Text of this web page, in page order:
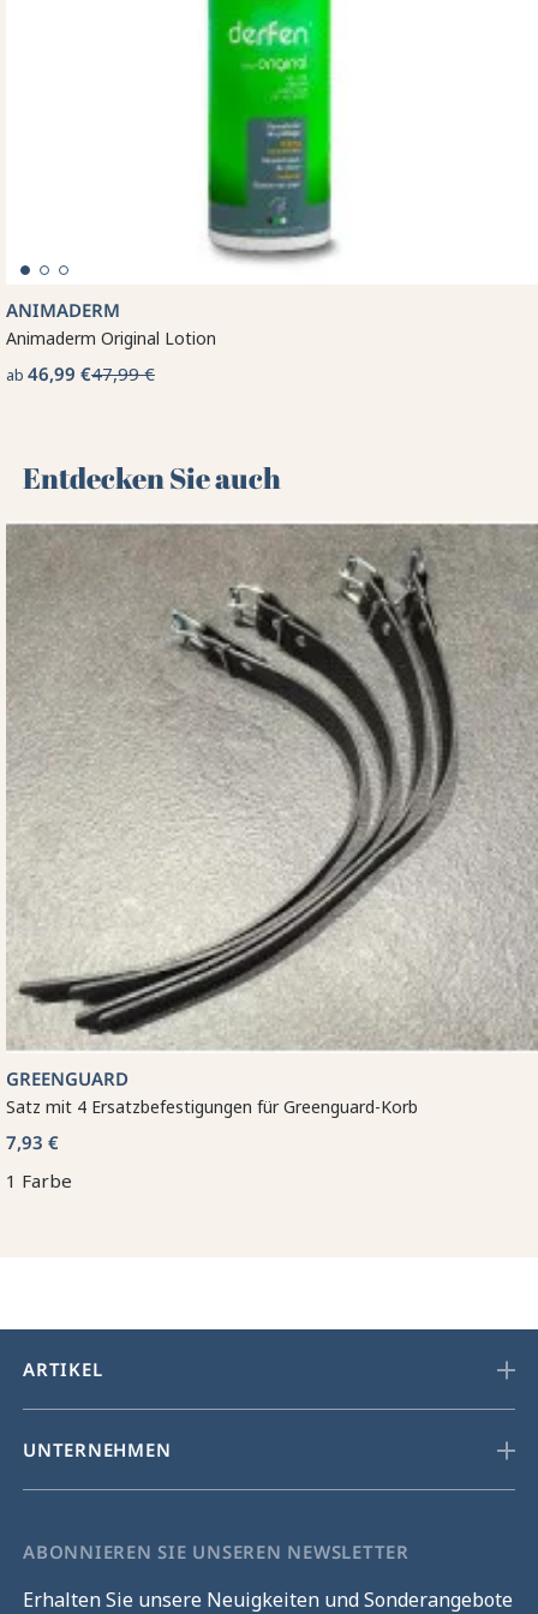
ANIMADERM
Animaderm Original Lotion
ab 46,99 €47,99 €
Entdecken Sie auch 🌻
GREENGUARD
Satz mit 4 Ersatzbefestigungen für Greenguard-Korb
7,93 €
1 Farbe
ARTIKEL
UNTERNEHMEN
ABONNIEREN SIE UNSEREN NEWSLETTER
Erhalten Sie unsere Neuigkeiten und Sonderangebote